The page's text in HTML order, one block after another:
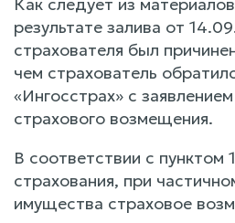
результате залива от
страхователя был
чем страхователь
«Ингосстрах» с
страхового возмещения.
В соответствии с пунктом
страхования, при
имущества страховое